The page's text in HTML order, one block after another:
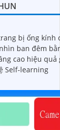
bị ống kính
ban đêm
cao hiệu quả
Self-learning